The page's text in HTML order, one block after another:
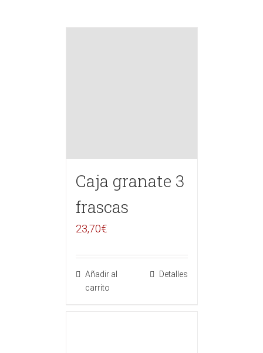
Caja granate 3
frascas
23,70€
Añadir al
carrito
Detalles